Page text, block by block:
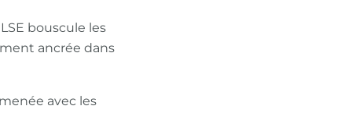
bouscule les
ancrée dans
avec les